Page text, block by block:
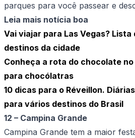
parques para você passear e
Leia mais notícia boa
Vai viajar para Las Vegas? Lista
destinos da cidade
Conheça a rota do chocolate
para chocólatras
10 dicas para o Réveillon.
para vários destinos do Brasil
12 – Campina Grande
Campina Grande tem a maior